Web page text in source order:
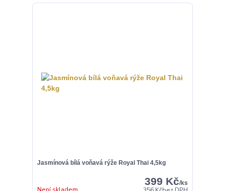
Jasmínová bílá voňavá rýže Royal Thai 4,5kg
399 Kč/ks